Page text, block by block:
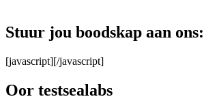
Stuur jou boodskap aan ons:
[javascript][/javascript]
Oor testsealabs